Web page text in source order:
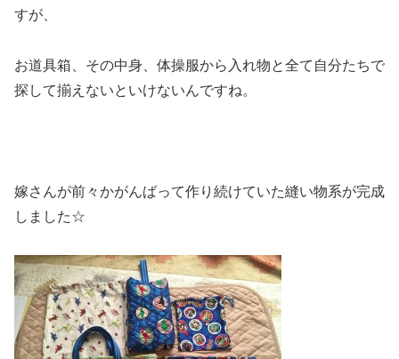
すが、
お道具箱、その中身、体操服から入れ物と全て自分たちで
探して揃えないといけないんですね。
嫁さんが前々かがんばって作り続けていた縫い物系が完成
しました☆